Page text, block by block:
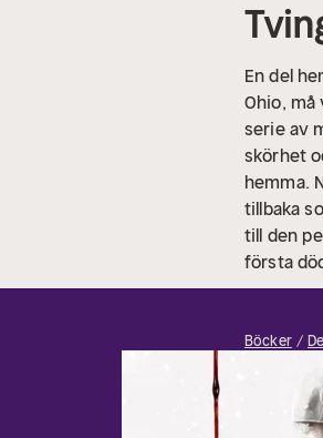
En del
Ohio, må
serie av
skörhet
hemma.
tillbaka
till den
första
Böcker